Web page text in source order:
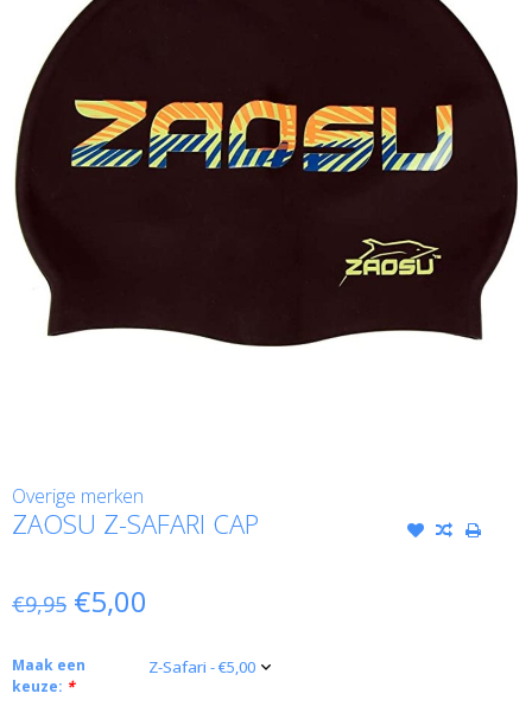
Overige merken
ZAOSU Z-SAFARI CAP
€9,95 €5,00
Maak een
keuze: *